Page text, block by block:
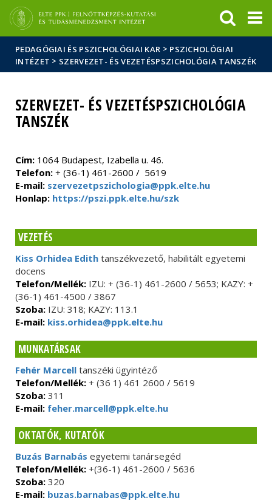
Hírek
Események
ELTE a
sajtóban
PEDAGÓGIAI ÉS PSZICHOLÓGIAI KAR > PSZICHOLÓGIAI
INTÉZET > SZERVEZET- ÉS VEZETÉSPSZICHOLÓGIA TANSZÉK
SZERVEZET- ÉS VEZETÉSPSZICHOLÓGIA
TANSZÉK
Cím: 1064 Budapest, Izabella u. 46.
Telefon: + (36-1) 461-2600 / 5619
E-mail: szervezetpszichologia@ppk.elte.hu
Honlap: https://pszi.ppk.elte.hu/szk
VEZETÉS
Kiss Orhidea Edith tanszékvezető, habilitált egyetemi
docens
Telefon/Mellék: IZU: + (36-1) 461-2600 / 5653; KAZY: +
(36-1) 461-4500 / 3867
Szoba: IZU: 318; KAZY: 113.1
E-mail: kiss.orhidea@ppk.elte.hu
MUNKATÁRSAK
Fehér Marcell tanszéki ügyintéző
Telefon/Mellék: + (36 1) 461 2600 / 5619
Szoba: 311
E-mail: feher.marcell@ppk.elte.hu
OKTATÓK, KUTATÓK
Buzás Barnabás egyetemi tanársegéd
Telefon/Mellék: +(36-1) 461-2600 / 5636
Szoba: 320
E-mail: buzas.barnabas@ppk.elte.hu